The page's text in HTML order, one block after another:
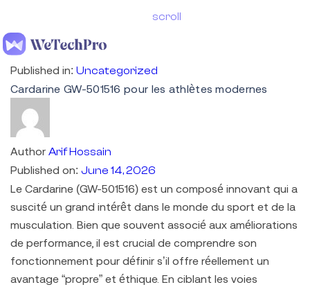
scroll
Toggle
Published in: Uncategorized
Cardarine GW-501516 pour les athlètes modernes
Author Arif Hossain
Published on: June 14, 2026
Le Cardarine (GW-501516) est un composé innovant qui a
suscité un grand intérêt dans le monde du sport et de la
musculation. Bien que souvent associé aux améliorations
de performance, il est crucial de comprendre son
fonctionnement pour définir s’il offre réellement un
avantage “propre” et éthique. En ciblant les voies